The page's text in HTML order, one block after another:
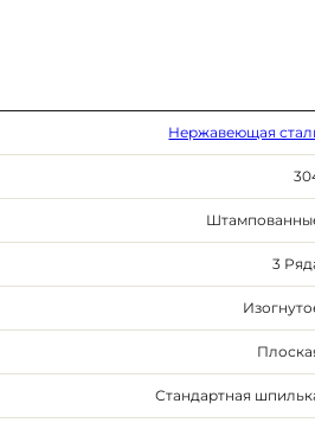
Нержавеющая
3
Стандартная